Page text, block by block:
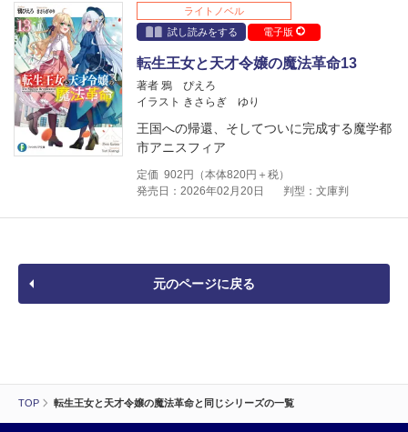
TOP 転生王女と天才令嬢の魔法革命と同じシリーズの一覧
ライトノベル
試し読みをする
電子版
転生王女と天才令嬢の魔法革命13
著者 鴉 ぴえろ
イラスト きさらぎ ゆり
王国への帰還、そしてついに完成する魔学都
市アニスフィア
定価 902 円（本体820円＋税）
発売日：2026年02月20日
判型：文庫判
元のページに戻る